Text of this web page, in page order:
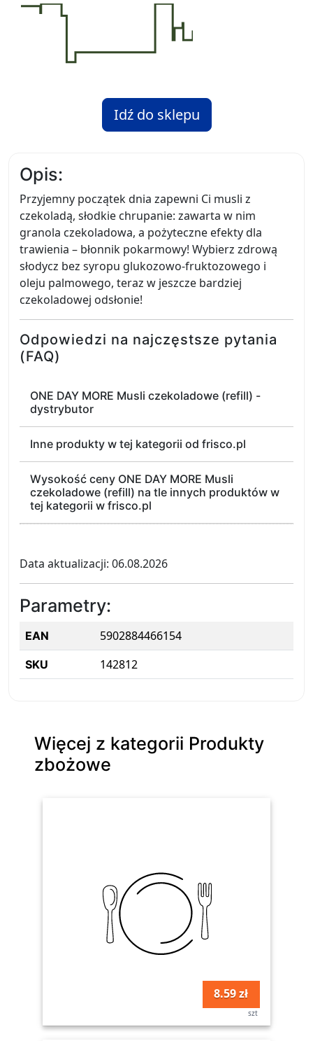
Idź do sklepu
Opis:
Przyjemny początek dnia zapewni Ci musli z
czekoladą, słodkie chrupanie: zawarta w nim
granola czekoladowa, a pożyteczne efekty dla
trawienia – błonnik pokarmowy! Wybierz zdrową
słodycz bez syropu glukozowo-fruktozowego i
oleju palmowego, teraz w jeszcze bardziej
czekoladowej odsłonie!
Odpowiedzi na najczęstsze pytania
(FAQ)
ONE DAY MORE Musli czekoladowe (refill) -
dystrybutor
Inne produkty w tej kategorii od frisco.pl
Wysokość ceny ONE DAY MORE Musli
czekoladowe (refill) na tle innych produktów w
tej kategorii w frisco.pl
Data aktualizacji: 06.08.2026
Parametry:
EAN 5902884466154
SKU 142812
Więcej z kategorii Produkty
zbożowe
8.59 zł
szt